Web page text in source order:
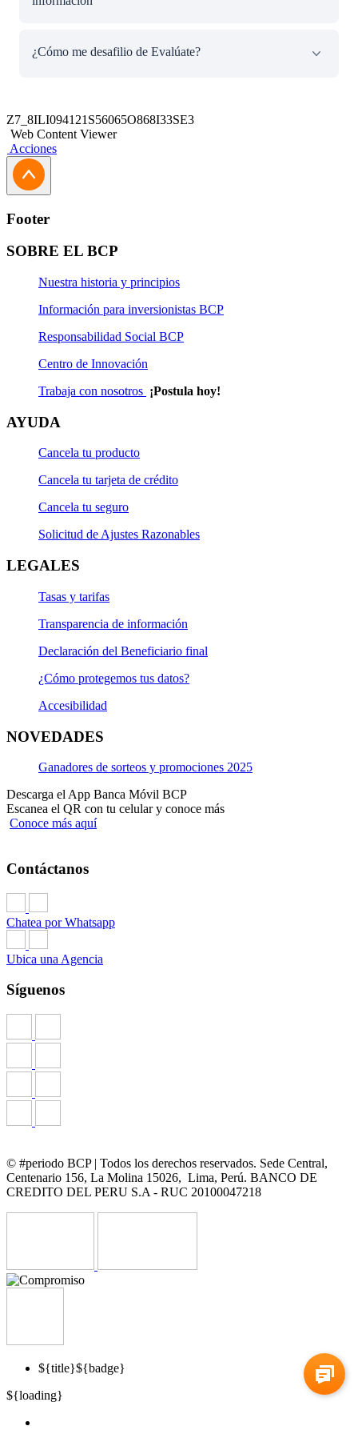
administradas por un Key Management System de AWS.
ni iteraciones, accede a ofertas de acuerdo a tu capacidad
¿Cómo me desafilio de Evalúate?
afiliación, la cual se procesará en un plazo máximo de 24
horas.
Z7_8ILI094121S56065O868I33SE3
Web Content Viewer
Acciones
Footer
SOBRE EL BCP
Nuestra historia y principios
Información para inversionistas BCP
Responsabilidad Social BCP
Centro de Innovación
Trabaja con nosotros ¡Postula hoy!
AYUDA
Cancela tu producto
Cancela tu tarjeta de crédito
Cancela tu seguro
Solicitud de Ajustes Razonables
LEGALES
Tasas y tarifas
Transparencia de información
Declaración del Beneficiario final
¿Cómo protegemos tus datos?
Accesibilidad
NOVEDADES
Ganadores de sorteos y promociones 2025
Descarga el App Banca Móvil BCP
Escanea el QR con tu celular y conoce más
Conoce más aquí
Contáctanos
Chatea por Whatsapp
Ubica una Agencia
Síguenos
© #periodo BCP | Todos los derechos reservados. Sede Central,
Centenario 156, La Molina 15026, Lima, Perú. BANCO DE
CREDITO DEL PERU S.A - RUC 20100047218
${title}${badge}
${loading}